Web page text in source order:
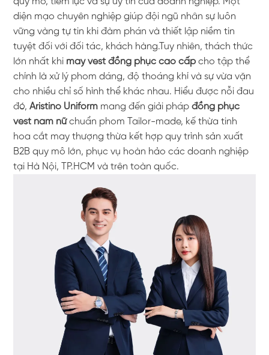
diện mạo chuyên nghiệp giúp đội ngũ nhân sự luôn
vững vàng tự tin khi đàm phán và thiết lập niềm tin
tuyệt đối với đối tác, khách hàng.Tuy nhiên, thách thức
lớn nhất khi may vest đồng phục cao cấpcho tập thể
chính là xử lý phom dáng, độ thoáng khí và sự vừa vặn
cho nhiều chỉ số hình thể khác nhau. Hiểu được nỗi đau
đó,Aristino Uniform mang đến giải phápđồng phục
vest nam nữchuẩn phom Tailor-made, kế thừa tinh
hoa cắt may thượng thừa kết hợp quy trình sản xuất
B2B quy mô lớn, phục vụ hoàn hảo các doanh nghiệp
tại Hà Nội, TP.HCM và trên toàn quốc.